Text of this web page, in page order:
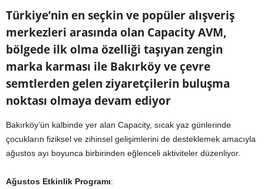
Türkiye’nin en seçkin ve popüler alışveriş
merkezleri arasında olan Capacity AVM,
bölgede ilk olma özelliği taşıyan zengin
marka karması ile Bakırköy ve çevre
semtlerden gelen ziyaretçilerin buluşma
noktası olmaya devam ediyor
Bakırköy’ün kalbinde yer alan Capacity, sıcak yaz günlerinde
çocukların fiziksel ve zihinsel gelişimlerini de desteklemek amacıyla
ağustos ayı boyunca birbirinden eğlenceli aktiviteler düzenliyor.
Ağustos Etkinlik Programı: